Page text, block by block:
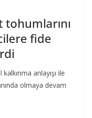
fide
anlayışı ile
olmaya devam